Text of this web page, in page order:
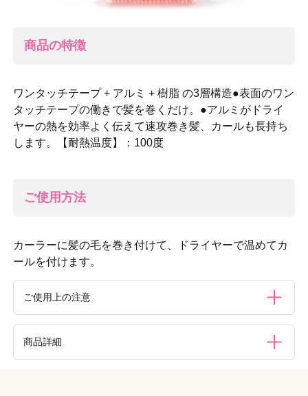
商品の特徴
ワンタッチテープ + アルミ + 樹脂 の3層構造●表面のワン
タッチテープの働きで髪を巻くだけ。●アルミがドライ
ヤーの熱を効率よく伝えて速攻巻き髪、カールも長持ち
します。【耐熱温度】：100度
ご使用方法
カーラーに髪の毛を巻き付けて、ドライヤーで温めてカ
ールを付けます。
ご使用上の注意
よう軽く振りながらお使いください。●ドライヤーで極端に
長時間、集中的ご使用は、髪の傷みの原因となりますのでご
商品詳細